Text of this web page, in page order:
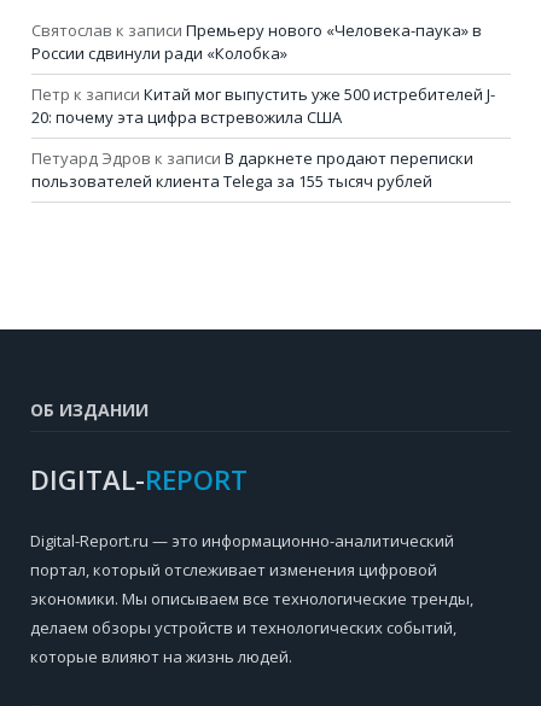
Святослав к записи Премьеру нового «Человека-паука» в
России сдвинули ради «Колобка»
Петр к записи Китай мог выпустить уже 500 истребителей J-
20: почему эта цифра встревожила США
Петуард Эдров к записи В даркнете продают переписки
пользователей клиента Telega за 155 тысяч рублей
ОБ ИЗДАНИИ
DIGITAL-REPORT
Digital-Report.ru — это информационно-аналитический
портал, который отслеживает изменения цифровой
экономики. Мы описываем все технологические тренды,
делаем обзоры устройств и технологических событий,
которые влияют на жизнь людей.